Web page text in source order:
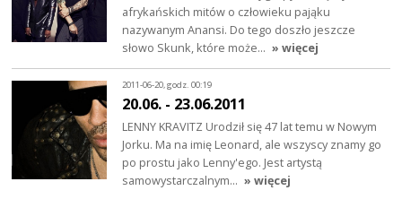
afrykańskich mitów o człowieku pająku
nazywanym Anansi. Do tego doszło jeszcze
słowo Skunk, które może… » więcej
2011-06-20, godz. 00:19
20.06. - 23.06.2011
LENNY KRAVITZ Urodził się 47 lat temu w Nowym
Jorku. Ma na imię Leonard, ale wszyscy znamy go
po prostu jako Lenny'ego. Jest artystą
samowystarczalnym… » więcej